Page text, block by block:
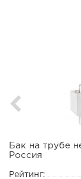
Бак на трубе
Россия
Рейтинг: